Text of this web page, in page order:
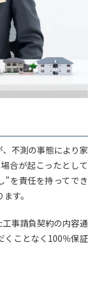
不測の事態により家
合が起こったとして
”を責任を持ってでき
す。
事請負契約の内容通
くことなく100％保証